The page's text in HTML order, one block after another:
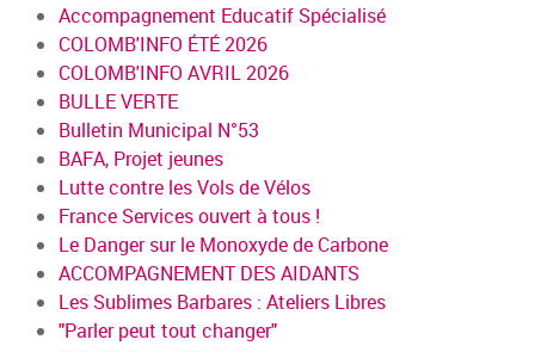
Accompagnement Educatif Spécialisé
COLOMB'INFO ÉTÉ 2026
COLOMB'INFO AVRIL 2026
BULLE VERTE
Bulletin Municipal N°53
BAFA, Projet jeunes
Lutte contre les Vols de Vélos
France Services ouvert à tous !
Le Danger sur le Monoxyde de Carbone
ACCOMPAGNEMENT DES AIDANTS
Les Sublimes Barbares : Ateliers Libres
"Parler peut tout changer"